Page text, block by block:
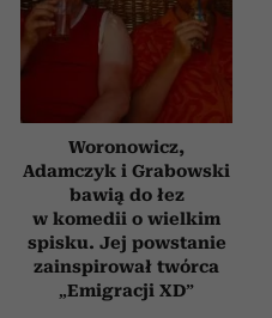
Woronowicz,
Adamczyk i Grabowski
bawią do łez
w komedii o wielkim
spisku. Jej powstanie
zainspirował twórca
„Emigracji XD”